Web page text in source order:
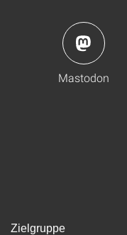
Mastodon
Zielgruppe